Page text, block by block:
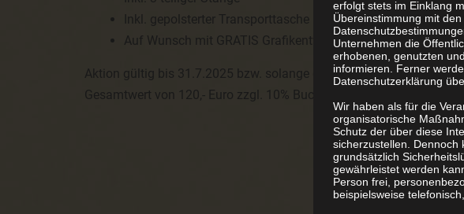
Inkl. gepolsterter Transporttasche
Auf Wunsch mit GRATIS Grafikentwurf!
Aktion gültig bis 31.7.2025 bzw. solange der Vorrat reicht. Ein
Gesamtwert von 120,- Euro zzgl. 10% Buch-MWST ist möglich.
erfolgt stets im Einklang
Übereinstimmung mit
Unternehmen die
erhobenen, genutzten
informieren. Ferner
Datenschutzerklärung
Wir haben als für die
organisatorische
Schutz der über diese
sicherzustellen. Dennoch
grundsätzlich
gewährleistet werden
Person frei,
beispielsweise